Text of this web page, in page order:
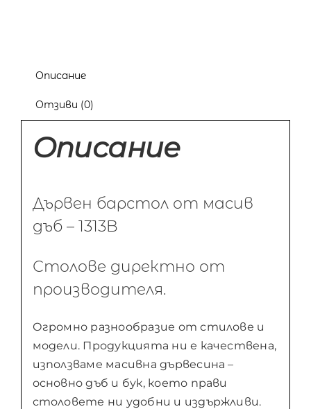
Описание
Отзиви (0)
Описание
Дървен барстол от масив
дъб – 1313B
Столове директно от
производителя.
Огромно разнообразие от стилове и
модели. Продукцията ни е качествена,
използваме масивна дървесина –
основно дъб и бук, което прави
столовете ни удобни и издържливи.